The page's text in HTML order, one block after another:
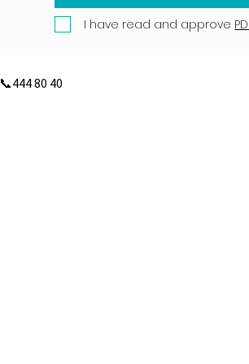
I have read and approve
📞444 80 40